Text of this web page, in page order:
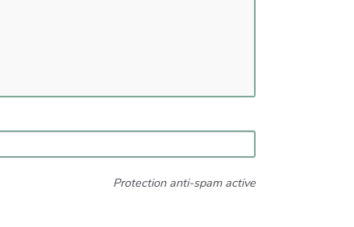
Protection anti-spam active